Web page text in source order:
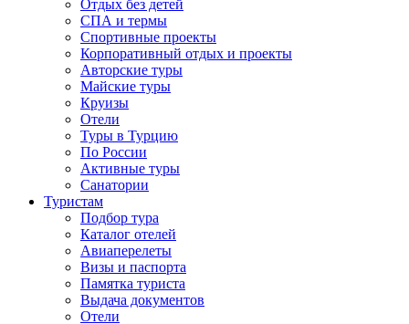
Отдых без детей
СПА и термы
Спортивные проекты
Корпоративный отдых и проекты
Авторские туры
Майские туры
Круизы
Отели
Туры в Турцию
По России
Активные туры
Санатории
Туристам
Подбор тура
Каталог отелей
Авиаперелеты
Визы и паспорта
Памятка туриста
Выдача документов
Отели